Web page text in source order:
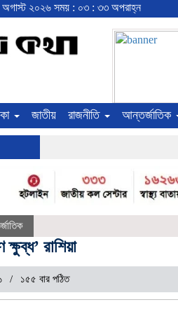
২০২৬ সময় : ০৩ : ৩৩ অপরাহ্ন
জাতীয় রাজনীতি আন্তর্জাতিক
রাশিয়া
১৫৫ বার পঠিত